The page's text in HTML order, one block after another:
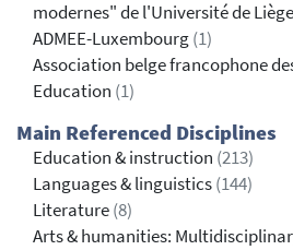
modernes" de l'Université de Liège
ADMEE-Luxembourg(1)
Association belge francophone
Education (1)
Main Referenced Disciplines
Education & instruction (213)
Languages & linguistics(144)
Literature(8)
Arts & humanities: